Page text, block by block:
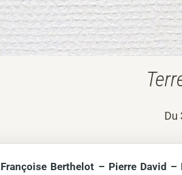
Du
Françoise Berthelot – Pierre David